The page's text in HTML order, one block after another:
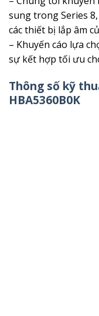
sung trong Series
các thiết bị lắp âm
– Khuyến cáo lựa
sự kết hợp tối ưu
Thông số kỹ
HBA5360B0K